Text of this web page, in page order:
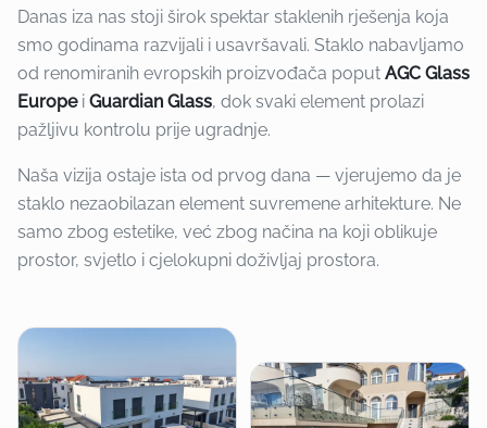
Danas iza nas stoji širok spektar staklenih rješenja koja
smo godinama razvijali i usavršavali. Staklo nabavljamo
od renomiranih evropskih proizvođača poput AGC Glass
Europei Guardian Glass, dok svaki element prolazi
pažljivu kontrolu prije ugradnje.
Naša vizija ostaje ista od prvog dana — vjerujemo da je
staklo nezaobilazan element suvremene arhitekture. Ne
samo zbog estetike, već zbog načina na koji oblikuje
prostor, svjetlo i cjelokupni doživljaj prostora.